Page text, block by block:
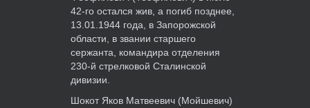
42-го остался жив, а погиб позднее,
13.01.1944 года, в Запорожской
области, в звании старшего
сержанта, командира отделения
230-й стрелковой Сталинской
дивизии.
Шокот Яков Матвеевич (Мойшевич)